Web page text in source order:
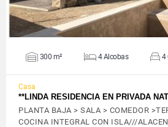
300 m² 4 Alcobas 4
Casa
**LINDA RESIDENCIA EN PRIVADA
PLANTA BAJA > SALA > COMEDOR
COCINA INTEGRAL CON ISLA///